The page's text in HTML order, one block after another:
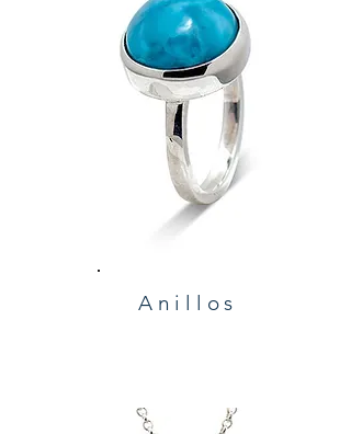
Anillos